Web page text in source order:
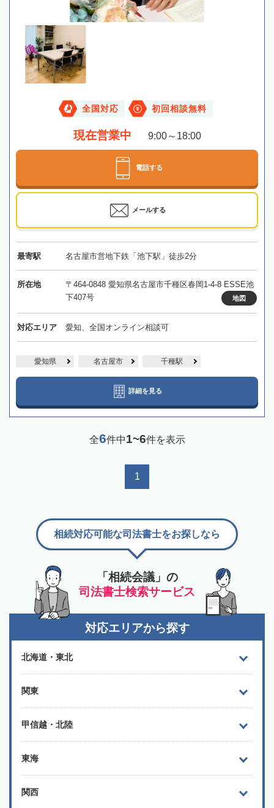
全国対応 初回相談無料
現在営業中 9:00～18:00
電話する
メールする
最寄駅 名古屋市営地下鉄「池下駅」徒歩2分
所在地
〒464-0848 愛知県名古屋市千種区春岡1-4-8 ESSE池
下407号
地図
対応エリア 愛知、全国オンライン相談可
愛知県 名古屋市 千種駅
詳細を見る
全6件中1~6件を表示
1
「相続会議」の
司法書士検索サービス
相続対応可能な司法書士をお探しなら
対応エリアから探す
北海道・東北
関東
甲信越・北陸
東海
関西